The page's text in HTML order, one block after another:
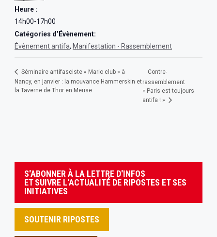
Heure :
14h00-17h00
Catégories d’Évènement:
Évènement antifa, Manifestation - Rassemblement
Séminaire antifasciste « Mario club » à
Nancy, en janvier : la mouvance Hammerskin et
la Taverne de Thor en Meuse
Contre-
rassemblement
« Paris est toujours
antifa ! »
S'ABONNER À LA LETTRE D'INFOS
ET SUIVRE L'ACTUALITÉ DE RIPOSTES ET SES
INITIATIVES
SOUTENIR RIPOSTES